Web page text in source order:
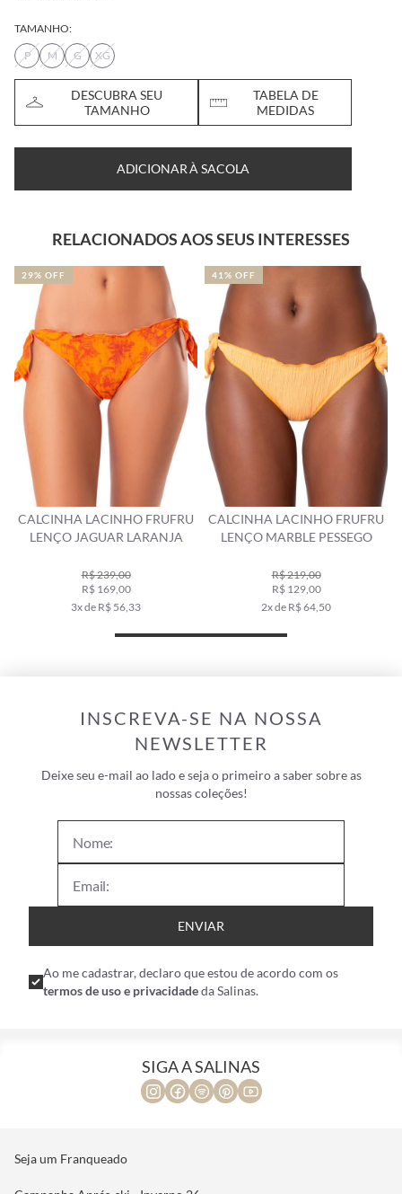
TAMANHO:
P
M G XG
DESCUBRA SEU
TAMANHO
TABELA DE
MEDIDAS
ADICIONAR À SACOLA
RELACIONADOS AOS SEUS INTERESSES
CALCINHA LACINHO FRUFRU
LENÇO JAGUAR LARANJA
R$ 239,00
R$ 169,00
3x de R$ 56,33
29% OFF
CALCINHA LACINHO FRUFRU
LENÇO MARBLE PESSEGO
R$ 219,00
R$ 129,00
2x de R$ 64,50
41% OFF
INSCREVA-SE NA NOSSA
NEWSLETTER
Deixe seu e-mail ao lado e seja o primeiro a saber sobre as
nossas coleções!
ENVIAR
Ao me cadastrar, declaro que estou de acordo com os
termos de uso e privacidadeda Salinas.
SIGA A SALINAS
Seja um Franqueado